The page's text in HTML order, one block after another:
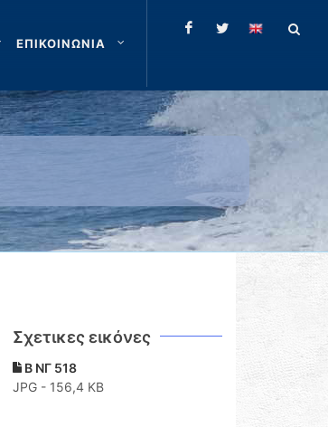
ΕΠΙΚΟΙΝΩΝΙΑ
Σχετικες εικόνες
B ΝΓ 518
JPG - 156,4 KB